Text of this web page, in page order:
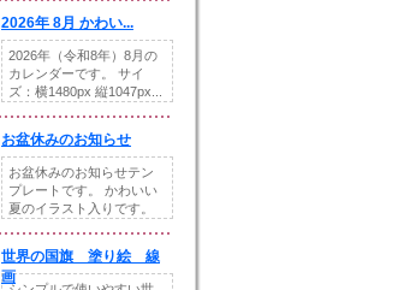
2026年 8月 かわい...
2026年（令和8年）8月の
カレンダーです。 サイ
ズ：横1480px 縦1047px...
お盆休みのお知らせ
お盆休みのお知らせテン
プレートです。 かわいい
夏のイラスト入りです。
世界の国旗 塗り絵 線
画